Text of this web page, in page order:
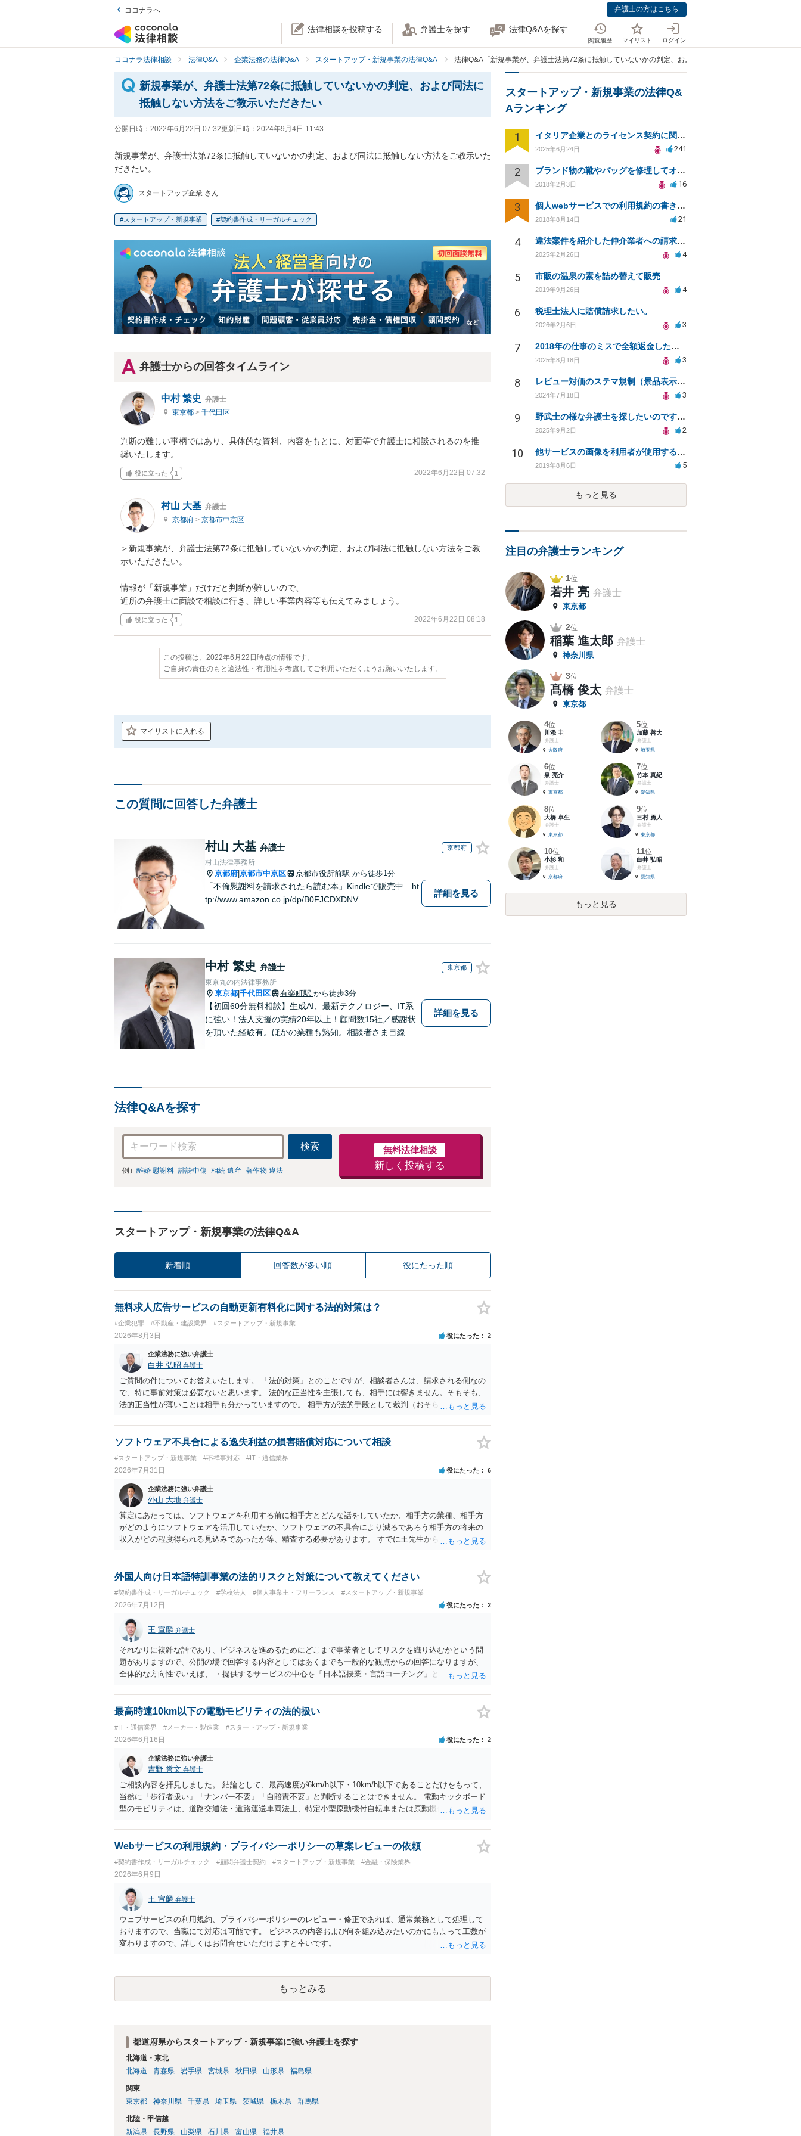
ココナラへ 弁護士の方はこちら
法律相談を投稿する 弁護士を探す 法律Q&Aを探す
閲覧履歴 マイリスト ログイン
ココナラ法律相談 法律Q&A 企業法務の法律Q&A スタートアップ・新規事業の法律Q&A 法律Q&A「新規事業が、弁護士法第72条に抵触していないかの判定、および同法に抵触しない方法をご教
新規事業が、弁護士法第72条に抵触していないかの判定、および同法に
抵触しない方法をご教示いただきたい
公開日時： 2022年6月22日 07:32更新日時： 2024年9月4日 11:43
新規事業が、弁護士法第72条に抵触していないかの判定、および同法に抵触しない方法をご教示いた
だきたい。
スタートアップ企業 さん
スタートアップ・新規事業 契約書作成・リーガルチェック
弁護士からの回答タイムライン
中村 繁史 弁護士
東京都 > 千代田区
判断の難しい事柄ではあり、具体的な資料、内容をもとに、対面等で弁護士に相談されるのを推
奨いたします。
役に立った 1 2022年6月22日 07:32
村山 大基 弁護士
京都府 > 京都市中京区
＞新規事業が、弁護士法第72条に抵触していないかの判定、および同法に抵触しない方法をご教
示いただきたい。
情報が「新規事業」だけだと判断が難しいので、
近所の弁護士に面談で相談に行き、詳しい事業内容等も伝えてみましょう。
役に立った 1 2022年6月22日 08:18
この投稿は、2022年6月22日時点の情報です。
ご自身の責任のもと適法性・有用性を考慮してご利用いただくようお願いいたします。
マイリストに入れる
この質問に回答した弁護士
村山 大基 弁護士 京都府
村山法律事務所
京都府 京都市中京区 京都市役所前駅 から徒歩1分
「不倫慰謝料を請求されたら読む本」Kindleで販売中 ht
tp://www.amazon.co.jp/dp/B0FJCDXDNV
詳細を見る
中村 繁史 弁護士 東京都
東京丸の内法律事務所
東京都 千代田区 有楽町駅 から徒歩3分
【初回60分無料相談】生成AI、最新テクノロジー、IT系
に強い！法人支援の実績20年以上！顧問数15社／感謝状
を頂いた経験有。ほかの業種も熟知。相談者さま目線に
詳細を見る
法律Q&Aを探す
検索
例） 離婚 慰謝料 誹謗中傷 相続 遺産 著作物 違法
無料法律相談
新しく投稿する
スタートアップ・新規事業の法律Q&A
新着順 回答数が多い順 役にたった順
無料求人広告サービスの自動更新有料化に関する法的対策は？
#企業犯罪 #不動産・建設業界 #スタートアップ・新規事業
2026年8月3日 役にたった 2
企業法務に強い弁護士
白井 弘昭 弁護士
ご質問の件についてお答えいたします。 「法的対策」とのことですが、相談者さんは、請求される側なの
で、特に事前対策は必要ないと思います。 法的な正当性を主張しても、相手には響きません。そもそも、
法的正当性が薄いことは相手も分かっていますので。 相手方が法的手段として裁判（おそらく少額訴訟）
人（１社）年間１０回までしかできないので、こちらが毅然と支払いを拒否すれば、少額訴訟を提起する
可能性は、低いものと思われます。 ただ、裁判を東京などの遠隔地で起こされますと、対応するだけで費
で、弁護士に依頼するなどして対応をすれば、より裁判をしてくる可能性は減りますが、当然費用がかか
ります。 毅然と拒否して後は裁判するならしてくださいの対応、弁護士に依頼して同様の対応、裁判して
きたら、従業員にて粛々と対応のどれかを選択することになります。 以上、ご参考まで。
ソフトウェア不具合による逸失利益の損害賠償対応について相談
#スタートアップ・新規事業 #不祥事対応 #IT・通信業界
2026年7月31日 役にたった 6
企業法務に強い弁護士
外山 大地 弁護士
算定にあたっては、ソフトウェアを利用する前に相手方とどんな話をしていたか、相手方の業種、相手方
がどのようにソフトウェアを活用していたか、ソフトウェアの不具合により減るであろう相手方の将来の
収入がどの程度得られる見込みであったか等、精査する必要があります。 すでに王先生からも回答されて
外国人向け日本語特訓事業の法的リスクと対策について教えてください
#契約書作成・リーガルチェック #学校法人 #個人事業主・フリーランス #スタートアップ・新規事業
2026年7月12日 役にたった 2
王 宣麟 弁護士
それなりに複雑な話であり、ビジネスを進めるためにどこまで事業者としてリスクを織り込むかという問
題がありますので、公開の場で回答する内容としてはあくまでも一般的な観点からの回答になりますが、
全体的な方向性でいえば、 ・提供するサービスの中心を「日本語授業・言語コーチング」と明確に位置付
流・学習機会として整理すること。 ・宿泊・交通・レンタカー等の契約主体および支払は常にクライアン
ト本人と事業者の間で完結させ、日本語講師は予約手続や支払の代理・媒介・取次・窓口を担わないこ
立場であること、②参加者の移動・アクティビティ参加は自己の判断と責任によること、③講師の故意・
重大な過失を除く範囲で事故等についての責任を限定することを明示すること。 この辺りは意識して書類
等を作成された方がよろしいかと思います。 公開の場で個別具体的な内容に従って回答するのにも限界が
ありますので、資料などを持参の上、弁護士の相談されることをお勧めします。
最高時速10km以下の電動モビリティの法的扱い
#IT・通信業界 #メーカー・製造業 #スタートアップ・新規事業
2026年6月16日 役にたった 2
企業法務に強い弁護士
吉野 誉文 弁護士
ご相談内容を拝見しました。 結論として、最高速度が6km/h以下・10km/h以下であることだけをもって、
当然に「歩行者扱い」「ナンバー不要」「自賠責不要」と判断することはできません。 電動キックボード
型のモビリティは、道路交通法・道路運送車両法上、特定小型原動機付自転車または原動機付自転車に該
合、ナンバー取得、自賠責保険加入は必要です。 WALKCARについては、メーカー公表情報上、警察庁・
国土交通省により、一定の10km/h以下モデルについて道路交通法上の車両に当たらず、歩行者扱いと整理
理と考えるべきで、「最高速度10km/h以下の電動モビリティ一般がすべて歩行者扱いになる」という一般
基準が公表されているわけではありません。 したがって、小型電動キックボードを開発・販売する場合に
は、「低速だからナンバー不要」と判断せず、具体的な仕様を前提に、警察庁・国土交通省・地方運輸局
等へ事前確認することをおすすめします。
Webサービスの利用規約・プライバシーポリシーの草案レビューの依頼
#契約書作成・リーガルチェック #顧問弁護士契約 #スタートアップ・新規事業 #金融・保険業界
2026年6月9日
王 宣麟 弁護士
ウェブサービスの利用規約、プライバシーポリシーのレビュー・修正であれば、通常業務として処理して
おりますので、当職にて対応は可能です。 ビジネスの内容および何を組み込みたいのかにもよって工数が
変わりますので、詳しくはお問合せいただけますと幸いです。
もっとみる
都道府県からスタートアップ・新規事業に強い弁護士を探す
北海道・東北
北海道
青森県 岩手県 宮城県 秋田県 山形県 福島県
関東
東京都
神奈川県 千葉県 埼玉県 茨城県 栃木県 群馬県
北陸・甲信越
新潟県
長野県 山梨県 石川県 富山県 福井県
スタートアップ・新規事業の法律Q&
Aランキング
1 イタリア企業とのライセンス契約に関する法律相談
2025年6月24日 241
2 ブランド物の靴やバッグを修理してオークションなどに出品したりすることは商標権の侵害にあたりますか？
2018年2月3日 16
3 個人webサービスでの利用規約の書き方として「株式会社○○（以下当社）」と違う表現はありますか？
2018年8月14日 21
4 違法案件を紹介した仲介業者への請求と違法契約の無効確認
2025年2月26日 4
5 市販の温泉の素を詰め替えて販売
2019年9月26日 4
6 税理士法人に賠償請求したい。
2026年2月6日 3
7 2018年の仕事のミスで全額返金したにもかかわらず、当時の取引先から執拗に対応を求められる
2025年8月18日 3
8 レビュー対価のステマ規制（景品表示法）への抵触の可能性について
2024年7月18日 3
9 野武士の様な弁護士を探したいのですが、方策を教えて下さい。
2025年9月2日 2
10 他サービスの画像を利用者が使用する場合、著作権侵害にならないでしょうか。（利用規約作成者を探してます
2019年8月6日 5
もっと見る
注目の弁護士ランキング
1位
若井 亮 弁護士
東京都
2位
稲葉 進太郎 弁護士
神奈川県
3位
髙橋 俊太 弁護士
東京都
4位
川添 圭
弁護士
大阪府
5位
加藤 善大
弁護士
埼玉県
6位
泉 亮介
弁護士
東京都
7位
竹本 真紀
弁護士
愛知県
8位
大橋 卓生
弁護士
東京都
9位
三村 勇人
弁護士
東京都
10位
小杉 和
弁護士
京都府
11位
白井 弘昭
弁護士
愛知県
もっと見る